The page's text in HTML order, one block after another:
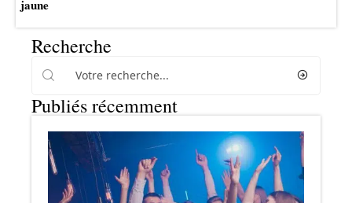
jaune
Recherche
Publiés récemment